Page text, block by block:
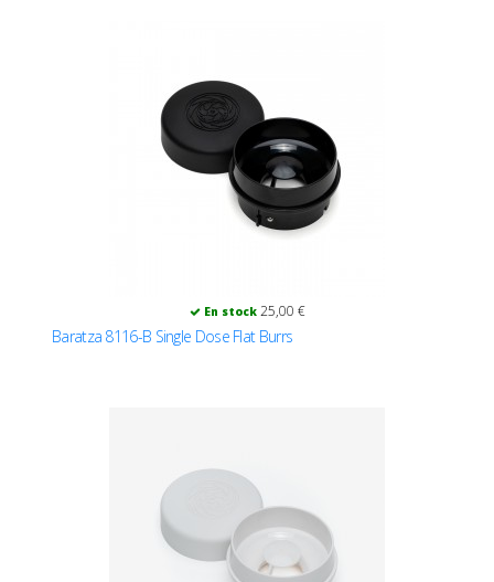
En stock 25,00 €
Baratza 8116-B Single Dose Flat Burrs